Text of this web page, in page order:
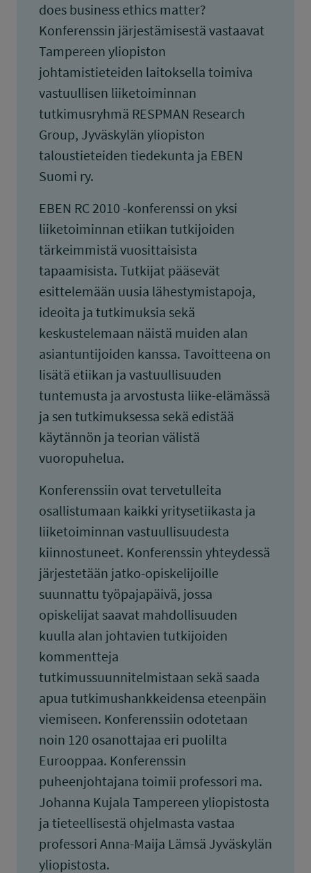
does business ethics matter?
Konferenssin järjestämisestä vastaavat
Tampereen yliopiston
johtamistieteiden laitoksella toimiva
vastuullisen liiketoiminnan
tutkimusryhmä RESPMAN Research
Group, Jyväskylän yliopiston
taloustieteiden tiedekunta ja EBEN
Suomi ry.
EBEN RC 2010 -konferenssi on yksi
liiketoiminnan etiikan tutkijoiden
tärkeimmistä vuosittaisista
tapaamisista. Tutkijat pääsevät
esittelemään uusia lähestymistapoja,
ideoita ja tutkimuksia sekä
keskustelemaan näistä muiden alan
asiantuntijoiden kanssa. Tavoitteena on
lisätä etiikan ja vastuullisuuden
tuntemusta ja arvostusta liike-elämässä
ja sen tutkimuksessa sekä edistää
käytännön ja teorian välistä
vuoropuhelua.
Konferenssiin ovat tervetulleita
osallistumaan kaikki yritysetiikasta ja
liiketoiminnan vastuullisuudesta
kiinnostuneet. Konferenssin yhteydessä
järjestetään jatko-opiskelijoille
suunnattu työpajapäivä, jossa
opiskelijat saavat mahdollisuuden
kuulla alan johtavien tutkijoiden
kommentteja
tutkimussuunnitelmistaan sekä saada
apua tutkimushankkeidensa eteenpäin
viemiseen. Konferenssiin odotetaan
noin 120 osanottajaa eri puolilta
Eurooppaa. Konferenssin
puheenjohtajana toimii professori ma.
Johanna Kujala Tampereen yliopistosta
ja tieteellisestä ohjelmasta vastaa
professori Anna-Maija Lämsä Jyväskylän
yliopistosta.